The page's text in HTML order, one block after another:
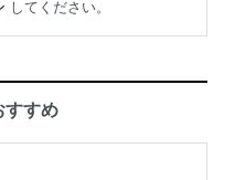
してください。
すすめ